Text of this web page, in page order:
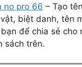
no pro 66 – Tạo
biệt danh, tên
để chia sẻ cho
sách trên.